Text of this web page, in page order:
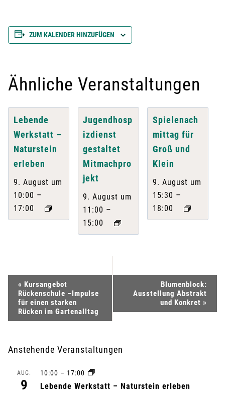
ZUM KALENDER HINZUFÜGEN
Ähnliche Veranstaltungen
Lebende
Werkstatt –
Naturstein
erleben
9. August um
10:00 –
17:00
Jugendhosp
izdienst
gestaltet
Mitmachpro
jekt
9. August um
11:00 –
15:00
Spielenach
mittag für
Groß und
Klein
9. August um
15:30 –
18:00
a
« Kursangebot
Rückenschule –Impulse
für einen starken
Rücken im Gartenalltag
Blumenblock:
Ausstellung Abstrakt
und Konkret »
Anstehende Veranstaltungen
AUG.
9
10:00 – 17:00
Lebende Werkstatt – Naturstein erleben